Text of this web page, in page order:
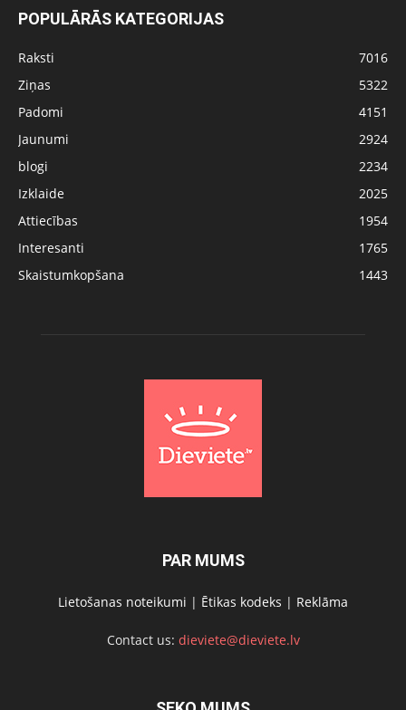
POPULĀRĀS KATEGORIJAS
Raksti
7016
Ziņas
5322
Padomi
4151
Jaunumi
2924
blogi
2234
Izklaide
2025
Attiecības
1954
Interesanti
1765
Skaistumkopšana
1443
PAR MUMS
Lietošanas noteikumi | Ētikas kodeks | Reklāma
Contact us: dieviete@dieviete.lv